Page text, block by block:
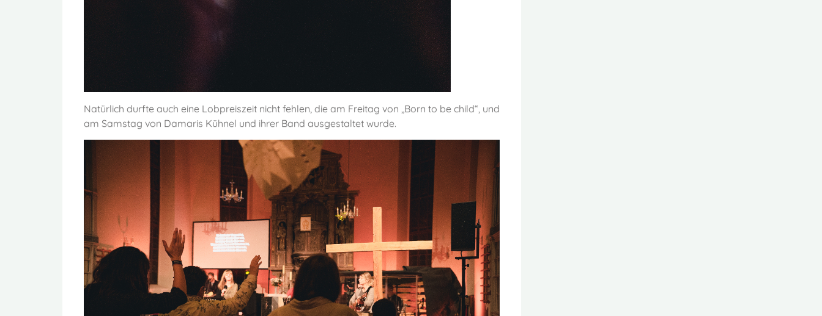
Natürlich durfte auch eine Lobpreiszeit nicht fehlen, die am Freitag von „Born to be child“, und
am Samstag von Damaris Kühnel und ihrer Band ausgestaltet wurde.